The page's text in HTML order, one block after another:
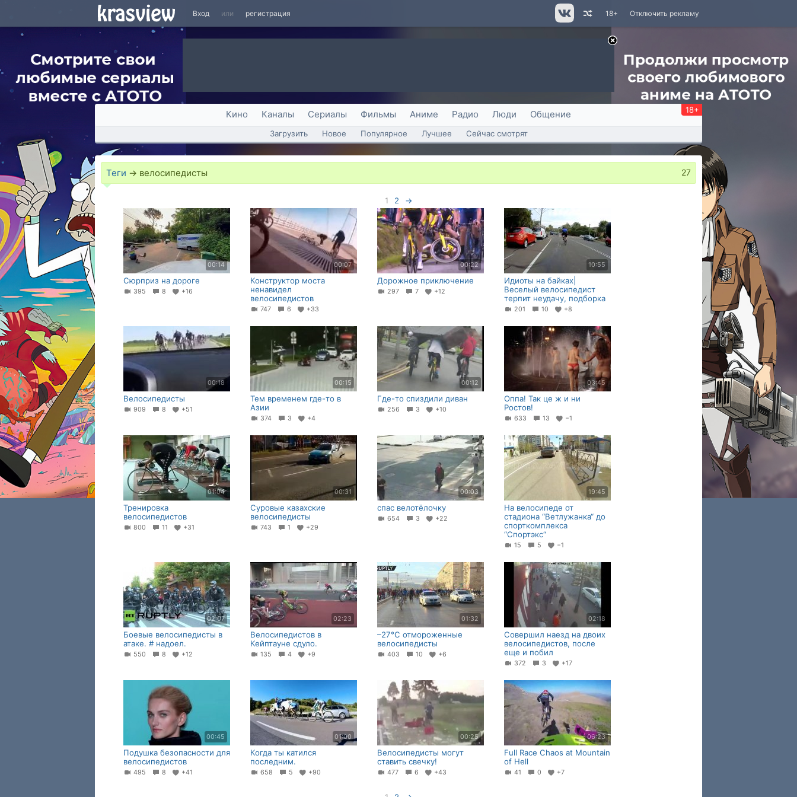
Вход или регистрация Отключить рекламу
18+
Кино Каналы Сериалы Фильмы Аниме Радио Люди Общение 18+
Загрузить Новое Популярное Лучшее Сейчас смотрят
Теги → велосипедисты 27
1 2 →
00:14
Сюрприз на дороге
395 8 +16
00:07
Конструктор моста
ненавидел
велосипедистов
747 6 +33
00:22
Дорожное приключение
297 7 +12
10:55
Идиоты на байках|
Веселый велосипедист
терпит неудачу, подборка
201 10 +8
00:18
Велосипедисты
909 8 +51
00:15
Тем временем где-то в
Азии
374 3 +4
00:12
Где-то спиздили диван
256 3 +10
03:45
Оппа! Так це ж и ни
Ростов!
633 13 −1
01:04
Тренировка
велосипедистов
800 11 +31
00:31
Суровые казахские
велосипедисты
743 1 +29
00:03
спас велотёлочку
654 3 +22
19:45
На велосипеде от
стадиона “Ветлужанка“ до
спорткомплекса
“Спортэкс“
15 5 −1
02:07
Боевые велосипедисты в
атаке. # надоел.
550 8 +12
02:23
Велосипедистов в
Кейптауне сдуло.
135 4 +9
01:32
–27°С отмороженные
велосипедисты
403 10 +6
02:18
Совершил наезд на двоих
велосипедистов, после
еще и побил
372 3 +17
00:45
Подушка безопасности для
велосипедистов
495 8 +41
01:00
Когда ты катился
последним.
658 5 +90
00:25
Велосипедисты могут
ставить свечку!
477 6 +43
06:23
Full Race Chaos at Mountain
of Hell
41 0 +7